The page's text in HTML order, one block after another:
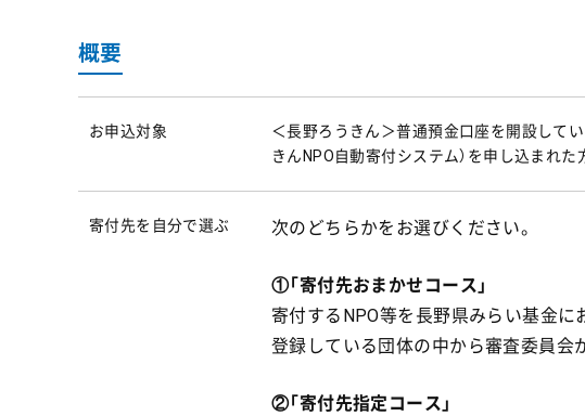
概要
お申込対象
＜長野ろうきん＞普通預金口座を開設して
きんNPO自動寄付システム）を申し込まれた
寄付先を自分で選ぶ 次のどちらかをお選びください。
①「寄付先おまかせコース」
寄付するNPO等を長野県みらい基金
登録している団体の中から審査委員会
②「寄付先指定コース」